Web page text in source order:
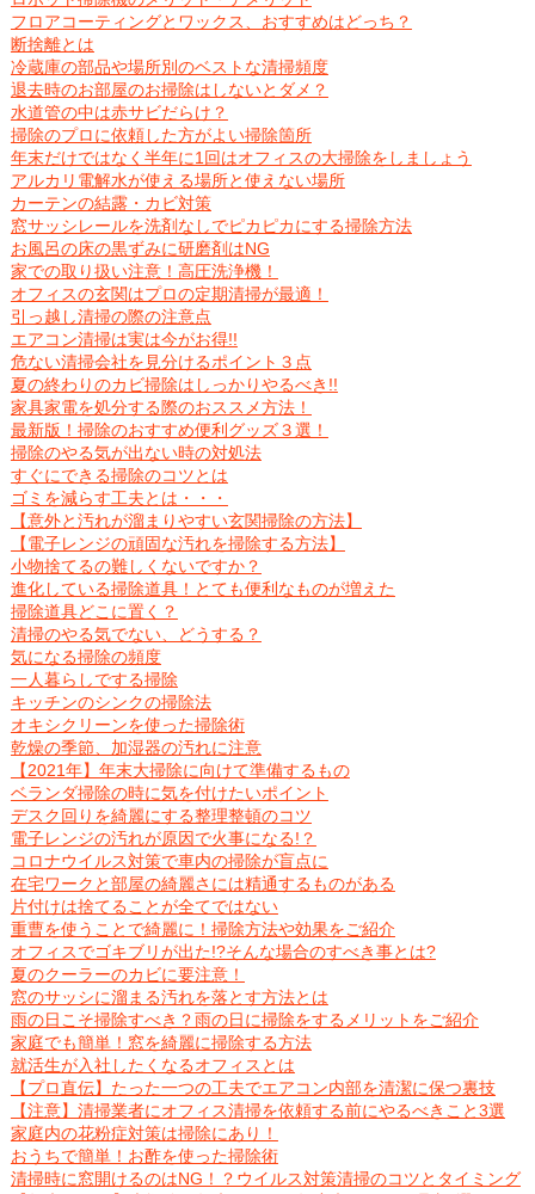
フロアコーティングとワックス、おすすめはどっち？
断捨離とは
冷蔵庫の部品や場所別のベストな清掃頻度
退去時のお部屋のお掃除はしないとダメ？
水道管の中は赤サビだらけ？
掃除のプロに依頼した方がよい掃除箇所
年末だけではなく半年に1回はオフィスの大掃除をしましょう
アルカリ電解水が使える場所と使えない場所
カーテンの結露・カビ対策
窓サッシレールを洗剤なしでピカピカにする掃除方法
お風呂の床の黒ずみに研磨剤はNG
家での取り扱い注意！高圧洗浄機！
オフィスの玄関はプロの定期清掃が最適！
引っ越し清掃の際の注意点
エアコン清掃は実は今がお得!!
危ない清掃会社を見分けるポイント３点
夏の終わりのカビ掃除はしっかりやるべき!!
家具家電を処分する際のおススメ方法！
最新版！掃除のおすすめ便利グッズ３選！
掃除のやる気が出ない時の対処法
すぐにできる掃除のコツとは
ゴミを減らす工夫とは・・・
【意外と汚れが溜まりやすい玄関掃除の方法】
【電子レンジの頑固な汚れを掃除する方法】
小物捨てるの難しくないですか？
進化している掃除道具！とても便利なものが増えた
掃除道具どこに置く？
清掃のやる気でない、どうする？
気になる掃除の頻度
一人暮らしでする掃除
キッチンのシンクの掃除法
オキシクリーンを使った掃除術
乾燥の季節、加湿器の汚れに注意
【2021年】年末大掃除に向けて準備するもの
ベランダ掃除の時に気を付けたいポイント
デスク回りを綺麗にする整理整頓のコツ
電子レンジの汚れが原因で火事になる!？
コロナウイルス対策で車内の掃除が盲点に
在宅ワークと部屋の綺麗さには精通するものがある
片付けは捨てることが全てではない
重曹を使うことで綺麗に！掃除方法や効果をご紹介
オフィスでゴキブリが出た!?そんな場合のすべき事とは?
夏のクーラーのカビに要注意！
窓のサッシに溜まる汚れを落とす方法とは
雨の日こそ掃除すべき？雨の日に掃除をするメリットをご紹介
家庭でも簡単！窓を綺麗に掃除する方法
就活生が入社したくなるオフィスとは
【プロ直伝】たった一つの工夫でエアコン内部を清潔に保つ裏技
【注意】清掃業者にオフィス清掃を依頼する前にやるべきこと3選
家庭内の花粉症対策は掃除にあり！
おうちで簡単！お酢を使った掃除術
清掃時に窓開けるのはNG！？ウイルス対策清掃のコツとタイミング